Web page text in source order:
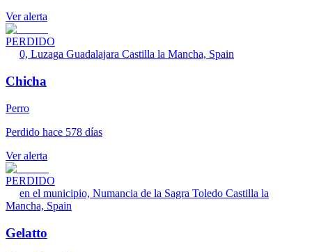
Ver alerta
PERDIDO
0, Luzaga Guadalajara Castilla la Mancha, Spain
Chicha
Perro
Perdido hace 578 días
Ver alerta
PERDIDO
en el municipio, Numancia de la Sagra Toledo Castilla la
Mancha, Spain
Gelatto